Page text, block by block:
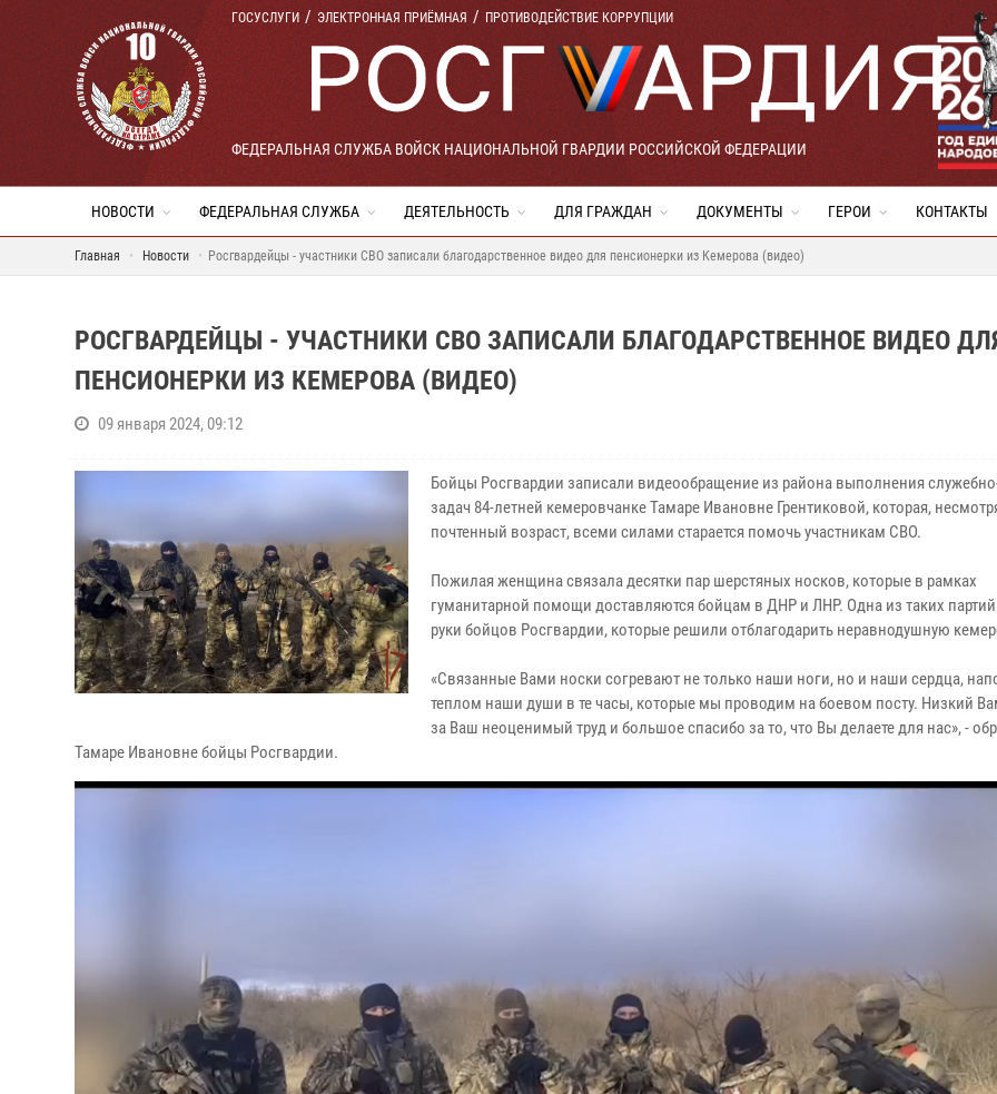
ГОСУСЛУГИ ЭЛЕКТРОННАЯ ПРИЁМНАЯ ПРОТИВОДЕЙСТВИЕ КОРРУПЦИИ
ФЕДЕРАЛЬНАЯ СЛУЖБА ВОЙСК НАЦИОНАЛЬНОЙ ГВАРДИИ РОССИЙСКОЙ ФЕДЕРАЦИИ
НОВОСТИ ФЕДЕРАЛЬНАЯ СЛУЖБА ДЕЯТЕЛЬНОСТЬ ДЛЯ ГРАЖДАН ДОКУМЕНТЫ ГЕРОИ КОНТАКТЫ
Главная Новости Росгвардейцы - участники СВО записали благодарственное видео для пенсионерки из Кемерова (видео)
РОСГВАРДЕЙЦЫ - УЧАСТНИКИ СВО ЗАПИСАЛИ БЛАГОДАРСТВЕННОЕ ВИДЕО
ПЕНСИОНЕРКИ ИЗ КЕМЕРОВА (ВИДЕО)
09 января 2024, 09:12
Бойцы Росгвардии записали видеообращение из района выполнения
задач 84-летней кемеровчанке Тамаре Ивановне Грентиковой, которая,
почтенный возраст, всеми силами старается помочь участникам СВО.
Пожилая женщина связала десятки пар шерстяных носков, которые в рамках
гуманитарной помощи доставляются бойцам в ДНР и ЛНР. Одна из таких
руки бойцов Росгвардии, которые решили отблагодарить неравнодушную
«Связанные Вами носки согревают не только наши ноги, но и наши сердца,
теплом наши души в те часы, которые мы проводим на боевом посту. Низкий
за Ваш неоценимый труд и большое спасибо за то, что Вы делаете для нас», -
Тамаре Ивановне бойцы Росгвардии.